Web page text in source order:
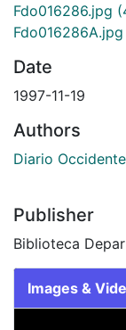
Fdo016286.jpg
Fdo016286A.jpg
Date
1997-11-19
Authors
Diario Occidente
Publisher
Biblioteca
Images &